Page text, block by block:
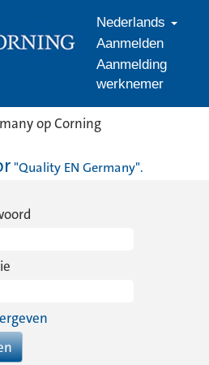
Nederlands
Aanmelden
Aanmelding
werknemer
op Corning(huidige
"Quality EN Germany".